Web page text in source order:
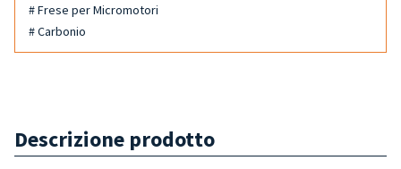
# Frese per Micromotori
# Carbonio
Descrizione prodotto